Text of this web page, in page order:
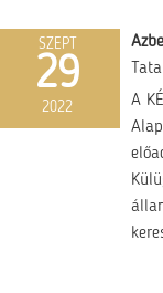
SZEPT
29
2022
Tata
A